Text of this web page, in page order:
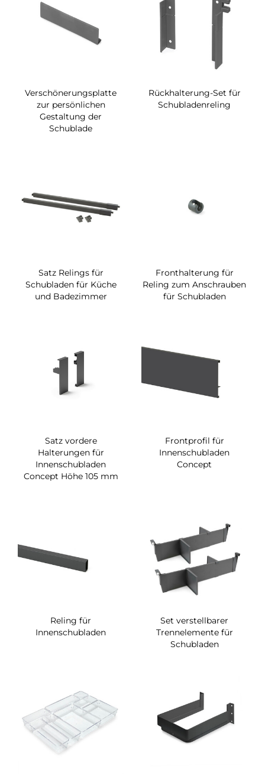
Verschönerungsplatte
zur persönlichen
Gestaltung der
Schublade
Rückhalterung-Set für
Schubladenreling
Satz Relings für
Schubladen für Küche
und Badezimmer
Fronthalterung für
Reling zum Anschrauben
für Schubladen
Satz vordere
Halterungen für
Innenschubladen
Concept Höhe 105 mm
Frontprofil für
Innenschubladen
Concept
Reling für
Innenschubladen
Set verstellbarer
Trennelemente für
Schubladen